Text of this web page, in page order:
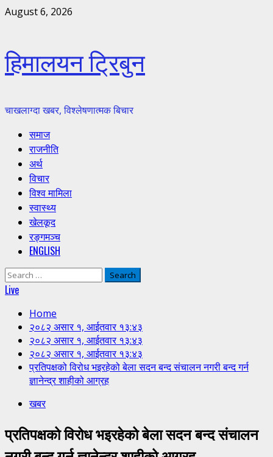
Skip
August 6, 2026
हिमालयन ट्रिबुन
चाखलाग्दा खबर, विश्लेषणात्मक बिचार
Primary
Menu
समाज
राजनीति
अर्थ
विचार
विश्व मामिला
स्वास्थ्य
खेलकूद
रङ्गमञ्च
ENGLISH
Search
for:
Live
Home
२०८२ असार १, आईतवार १३:४३
२०८२ असार १, आईतवार १३:४३
२०८२ असार १, आईतवार १३:४३
प्रतिपक्षको विरोध भइरहेको बेला सदन बन्द संचालन नगरी बन्द गर्न
ज्ञानेन्द्र शाहीको आग्रह
खबर
प्रतिपक्षको विरोध भइरहेको बेला सदन बन्द संचालन